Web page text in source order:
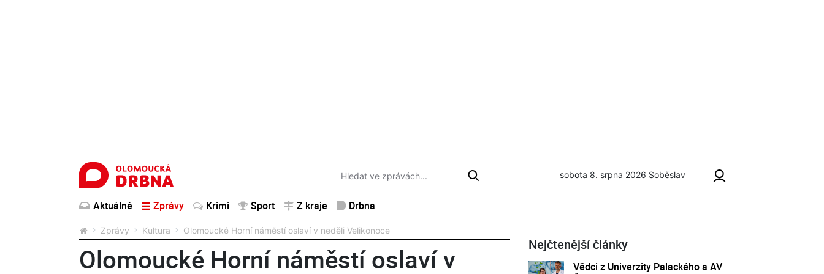
sobota 8. srpna 2026 Soběslav
Aktuálně Zprávy Krimi Sport Z kraje Drbna
Zprávy Kultura Olomoucké Horní náměstí oslaví v neděli Velikonoce
Olomoucké Horní náměstí oslaví v
Nejčtenější články
Vědci z Univerzity Palackého a AV